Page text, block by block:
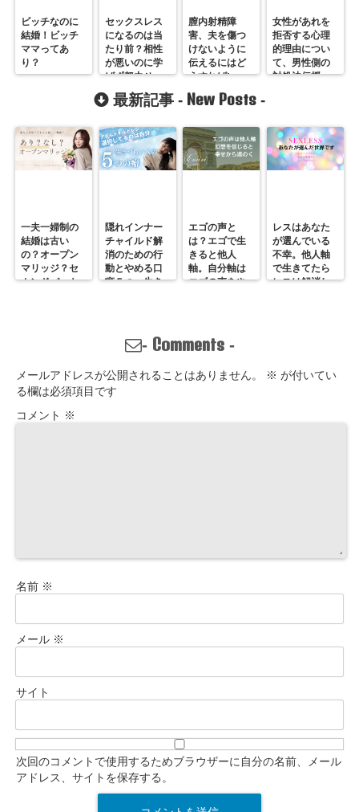
ビッチなのに
結婚！ビッチ
ママってあ
り？
セックスレス
になるのは当
たり前？相性
が悪いのに学
ばず努力せ
膣内射精障
害、夫を傷つ
けないように
伝えるにはど
うすればい
女性があれを
拒否する心理
的理由につい
て、男性側の
対処法伝授
最新記事 - New Posts -
一夫一婦制の
結婚は古い
の？オープン
マリッジ？セ
カンドパート
隠れインナー
チャイルド解
消のための行
動とやめる口
癖５つ。生き
関係改善方法
はここにある
エゴの声と
は？エゴで生
きると他人
軸。自分軸は
エゴの声をや
レスはあなた
が選んでいる
不幸。他人軸
で生きてたら
レスは解消し
- Comments-
メールアドレスが公開されることはありません。 ※ が付いてい
る欄は必須項目です
コメント ※
名前 ※
メール ※
サイト
次回のコメントで使用するためブラウザーに自分の名前、メール
アドレス、サイトを保存する。